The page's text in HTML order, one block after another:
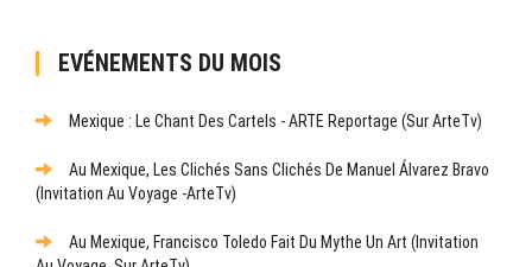
EVÉNEMENTS DU MOIS
Mexique : Le Chant Des Cartels - ARTE Reportage (sur ArteTv)
Au Mexique, Les Clichés Sans Clichés De Manuel Álvarez Bravo
(Invitation Au Voyage -ArteTv)
Au Mexique, Francisco Toledo Fait Du Mythe Un Art (Invitation